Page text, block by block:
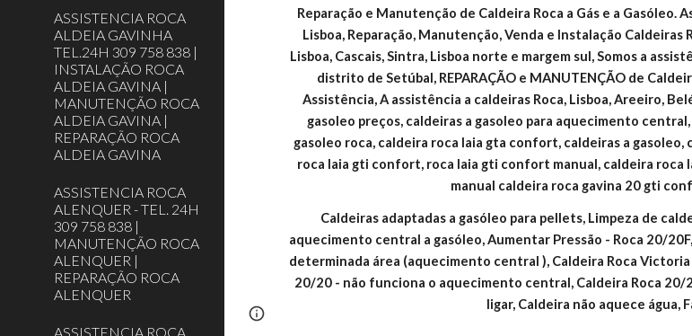
ASSISTENCIA ROCA
ALDEIA GAVINHA
TEL.24H 309 758 838 |
INSTALAÇÃO ROCA
ALDEIA GAVINA |
MANUTENÇÃO ROCA
ALDEIA GAVINA |
REPARAÇÃO ROCA
ALDEIA GAVINA
ASSISTENCIA ROCA
ALENQUER - TEL. 24H
309 758 838 |
MANUTENÇÃO ROCA
ALENQUER |
REPARAÇÃO ROCA
ALENQUER
ASSISTENCIA ROCA
Reparação e Manutenção de Caldeira Roca a Gás e a Gasóleo.
Lisboa, Reparação, Manutenção, Venda e Instalação
Lisboa, Cascais, Sintra, Lisboa norte e margem sul, Somos a
distrito de Setúbal, REPARAÇÃO e MANUTENÇÃO de
Assistência, A assistência a caldeiras Roca, Lisboa, Areeiro,
gasoleo preços, caldeiras a gasoleo para aquecimento
gasoleo roca, caldeira roca laia gta confort, caldeiras a
roca laia gti confort, roca laia gti confort manual, caldeira
manual caldeira roca gavina 20 gti
Caldeiras adaptadas a gasóleo para pellets, Limpeza de
aquecimento central a gasóleo, Aumentar Pressão - Roca 20/
determinada área (aquecimento central ), Caldeira Roca
20/20 - não funciona o aquecimento central, Caldeira Roca
ligar, Caldeira não aquece água,